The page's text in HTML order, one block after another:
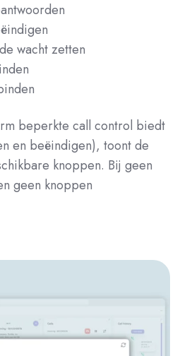
wacht zetten
beperkte call control biedt
en beëindigen), toont de
knoppen. Bij geen
geen knoppen